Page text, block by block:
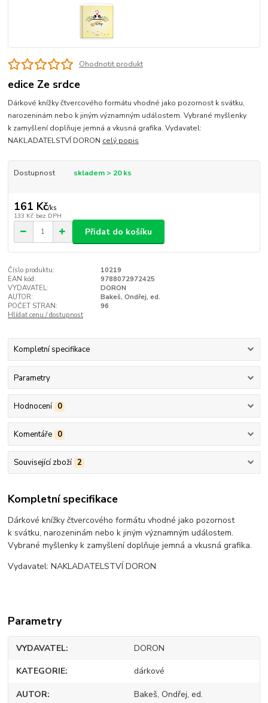
Ohodnotit produkt
edice Ze srdce
Dárkové knížky čtvercového formátu vhodné jako pozornost k svátku,
narozeninám nebo k jiným významným událostem. Vybrané myšlenky
k zamyšlení doplňuje jemná a vkusná grafika. Vydavatel:
NAKLADATELSTVÍ DORON celý popis
Dostupnost skladem > 20 ks
161 Kč/ks
133 Kč bez DPH
Přidat do košíku
Číslo produktu:
10219
EAN kód:
9788072972425
VYDAVATEL:
DORON
AUTOR:
Bakeš, Ondřej, ed.
POČET STRAN:
96
Hlídat cenu / dostupnost
Kompletní specifikace
Parametry
Hodnocení 0
Komentáře 0
Související zboží 2
Kompletní specifikace
Dárkové knížky čtvercového formátu vhodné jako pozornost
k svátku, narozeninám nebo k jiným významným událostem.
Vybrané myšlenky k zamyšlení doplňuje jemná a vkusná grafika.
Vydavatel: NAKLADATELSTVÍ DORON
Parametry
VYDAVATEL DORON
KATEGORIE dárkové
AUTOR Bakeš, Ondřej, ed.